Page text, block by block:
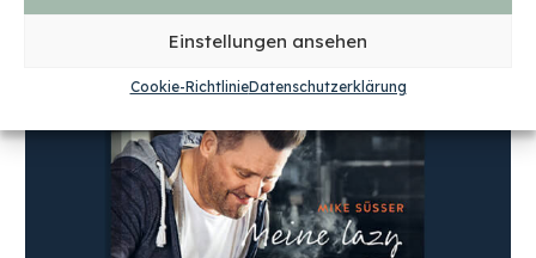
Einstellungen ansehen
Cookie-RichtlinieDatenschutzerklärung